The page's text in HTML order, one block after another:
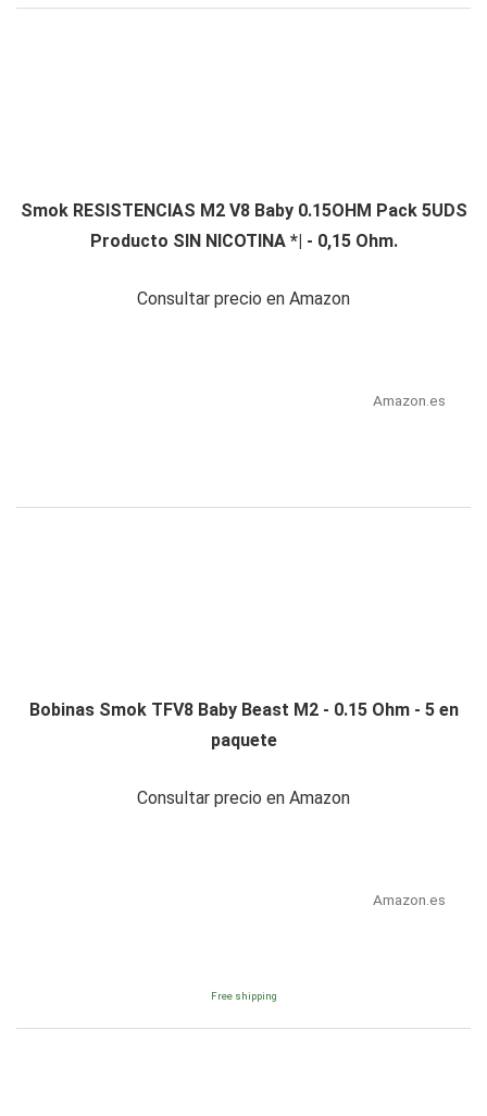
Smok RESISTENCIAS M2 V8 Baby 0.15OHM Pack 5UDS
Producto SIN NICOTINA *| - 0,15 Ohm.
Consultar precio en Amazon
Amazon.es
Bobinas Smok TFV8 Baby Beast M2 - 0.15 Ohm - 5 en
paquete
Consultar precio en Amazon
Amazon.es
Free shipping